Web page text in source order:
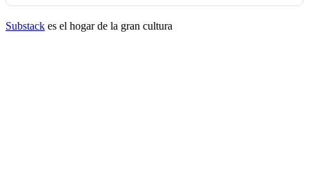
Substack es el hogar de la gran cultura